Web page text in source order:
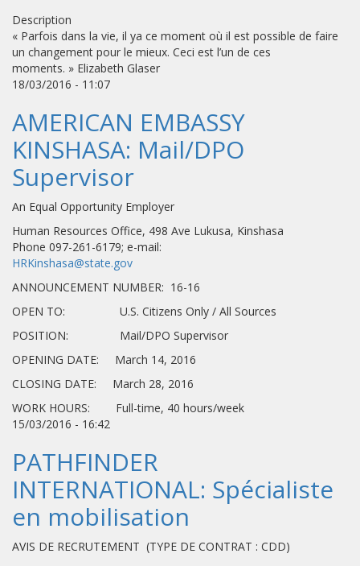
Description
« Parfois dans la vie, il ya ce moment où il est possible de faire
un changement pour le mieux. Ceci est l’un de ces
moments. » Elizabeth Glaser
18/03/2016 - 11:07
AMERICAN EMBASSY
KINSHASA: Mail/DPO
Supervisor
An Equal Opportunity Employer
Human Resources Office, 498 Ave Lukusa, Kinshasa
Phone 097-261-6179; e-mail:
HRKinshasa@state.gov
ANNOUNCEMENT NUMBER: 16-16
OPEN TO: U.S. Citizens Only / All Sources
POSITION: Mail/DPO Supervisor
OPENING DATE: March 14, 2016
CLOSING DATE: March 28, 2016
WORK HOURS: Full-time, 40 hours/week
15/03/2016 - 16:42
PATHFINDER
INTERNATIONAL: Spécialiste
en mobilisation
AVIS DE RECRUTEMENT (TYPE DE CONTRAT : CDD)